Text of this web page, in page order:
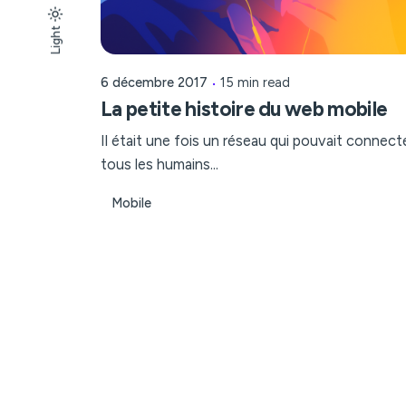
Light
Light
Dark
6 décembre 2017 15 min read
La petite histoire du web mobile
Il était une fois un réseau qui pouvait
tous les humains...
Mobile